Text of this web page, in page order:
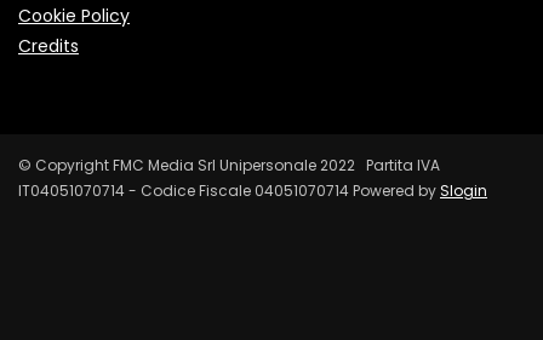
Cookie Policy
Credits
© Copyright FMC Media Srl Unipersonale 2022 Partita IVA
IT04051070714 - Codice Fiscale 04051070714 Powered bySlogin